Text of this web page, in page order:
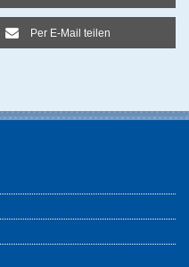
Per E-Mail teilen